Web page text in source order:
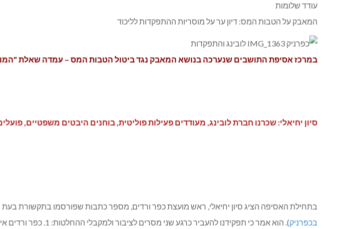
עודד שלומות
המאבק על הטבות המס: דיון ער על מוסריות ההתפקדות לליכוד
במרכז אסיפת התושבים שנערכה בנושא המאבק נגד ביטול הטבות המס – עמדה שאלת
סיון יחיאלי: שכרנו חברת לובינג, מעודדים פעילות פוליטית, בוחנים היבטים משפטיים,
בתחילת האסיפה הציג סיון יחיאלי, ראש מועצת כפר ורדים, מספר כתבות שפורסמו בתקשורת
בכפרניק). הוא אמר כי תפקידנו להעביר כרגע שני מסרים לציבור ולמקבלי ההחלטות: 1. כפר ורדים איננו אלפיון עליון אלא מעמד הביניים. 2. כפר ורדים ייפגע קשות מביטול הטבת המס.